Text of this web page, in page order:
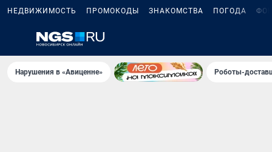
НЕДВИЖИМОСТЬ ПРОМОКОДЫ ЗНАКОМСТВА ПОГОДА
Нарушения в «Авиценне» Роботы-